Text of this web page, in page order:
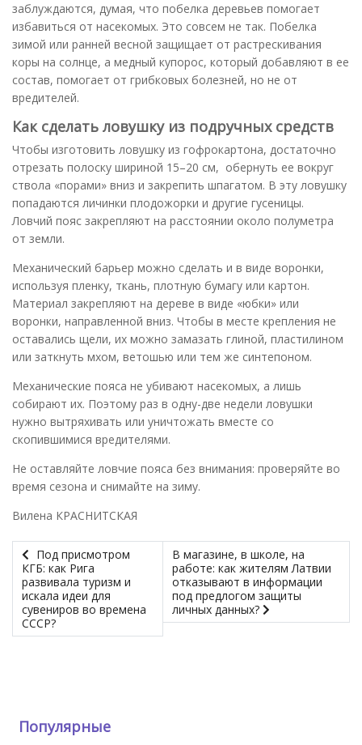
заблуждаются, думая, что побелка деревьев помогает
избавиться от насекомых. Это совсем не так. Побелка
зимой или ранней весной защищает от растрескивания
коры на солнце, а медный купорос, который добавляют в ее
состав, помогает от грибковых болезней, но не от
вредителей.
Как сделать ловушку из подручных средств
Чтобы изготовить ловушку из гофрокартона, достаточно
отрезать полоску шириной 15–20 см, обернуть ее вокруг
ствола «порами» вниз и закрепить шпагатом. В эту ловушку
попадаются личинки плодожорки и другие гусеницы.
Ловчий пояс закрепляют на расстоянии около полуметра
от земли.
Механический барьер можно сделать и в виде воронки,
используя пленку, ткань, плотную бумагу или картон.
Материал закрепляют на дереве в виде «юбки» или
воронки, направленной вниз. Чтобы в месте крепления не
оставались щели, их можно замазать глиной, пластилином
или заткнуть мхом, ветошью или тем же синтепоном.
Механические пояса не убивают насекомых, а лишь
собирают их. Поэтому раз в одну-две недели ловушки
нужно вытряхивать или уничтожать вместе со
скопившимися вредителями.
Не оставляйте ловчие пояса без внимания: проверяйте во
время сезона и снимайте на зиму.
Вилена КРАСНИТСКАЯ
Под присмотром
КГБ: как Рига
развивала туризм и
искала идеи для
сувениров во времена
СССР?
В магазине, в школе, на
работе: как жителям Латвии
отказывают в информации
под предлогом защиты
личных данных?
Популярные